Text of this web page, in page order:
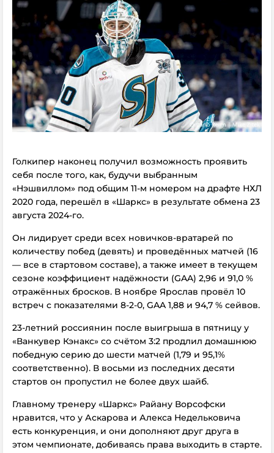
Голкипер наконец получил возможность проявить
себя после того, как, будучи выбранным
«Нэшвиллом» под общим 11-м номером на драфте НХЛ
2020 года, перешёл в «Шаркс» в результате обмена 23
августа 2024-го.
Он лидирует среди всех новичков-вратарей по
количеству побед (девять) и проведённых матчей (16
— все в стартовом составе), а также имеет в текущем
сезоне коэффициент надёжности (GAA) 2,96 и 91,0 %
отражённых бросков. В ноябре Ярослав провёл 10
встреч с показателями 8-2-0, GAA 1,88 и 94,7 % сейвов.
23-летний россиянин после выигрыша в пятницу у
«Ванкувер Кэнакс» со счётом 3:2 продлил домашнюю
победную серию до шести матчей (1,79 и 95,1%
соответственно). В восьми из последних десяти
стартов он пропустил не более двух шайб.
Главному тренеру «Шаркс» Райану Ворсофски
нравится, что у Аскарова и Алекса Недельковича
есть конкуренция, и они дополняют друг друга в
этом чемпионате, добиваясь права выходить в старте.